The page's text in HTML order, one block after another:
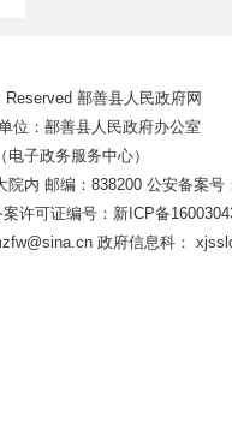
鄯善县人民政府网
位：鄯善县人民政府办公室
子政务服务中心）
院内 邮编：838200 公安备案号
案许可证编号：新ICP备
政府信息科：